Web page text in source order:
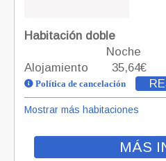
Habitación doble
Noche
Alojamiento
35,64€
Política de cancelación
Mostrar más habitaciones
MÁS